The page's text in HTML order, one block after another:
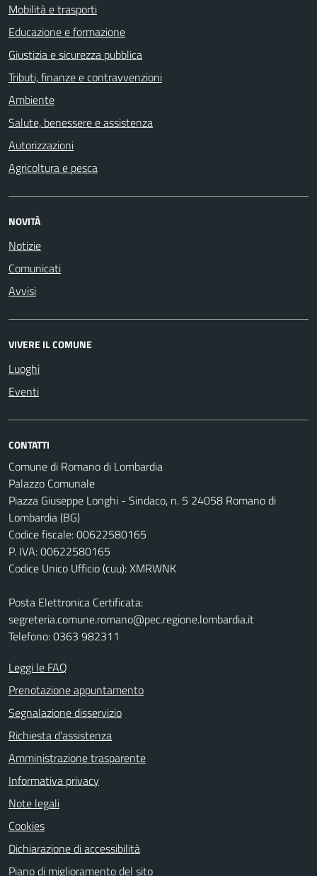
Mobilità e trasporti
Educazione e formazione
Giustizia e sicurezza pubblica
Tributi, finanze e contravvenzioni
Ambiente
Salute, benessere e assistenza
Autorizzazioni
Agricoltura e pesca
NOVITÀ
Notizie
Comunicati
Avvisi
VIVERE IL COMUNE
Luoghi
Eventi
CONTATTI
Comune di Romano di Lombardia
Palazzo Comunale
Piazza Giuseppe Longhi - Sindaco, n. 5 24058 Romano di
Lombardia (BG)
Codice fiscale: 00622580165
P. IVA: 00622580165
Codice Unico Ufficio (cuu): XMRWNK
Posta Elettronica Certificata:
segreteria.comune.romano@pec.regione.lombardia.it
Telefono: 0363 982311
Leggi le FAQ
Prenotazione appuntamento
Segnalazione disservizio
Richiesta d'assistenza
Amministrazione trasparente
Informativa privacy
Note legali
Cookies
Dichiarazione di accessibilità
Piano di miglioramento del sito